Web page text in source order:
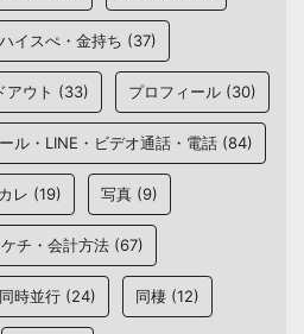
ハイスぺ・金持ち (37)
アウト (33) プロフィール (30)
ル・LINE・ビデオ通話・電話 (84)
レ (19) 写真 (9)
チ・会計方法 (67)
同時並行 (24) 同棲 (12)